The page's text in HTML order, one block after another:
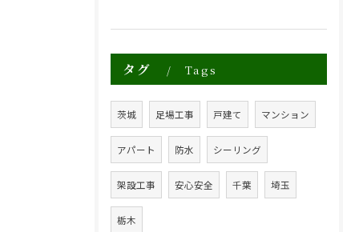
タグ Tags
茨城 足場工事 戸建て マンション
アパート 防水 シーリング
架設工事 安心安全 千葉 埼玉
栃木